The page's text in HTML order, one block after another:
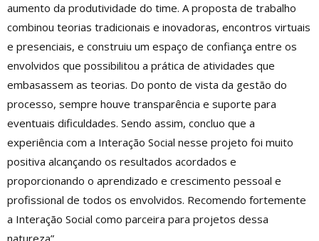
aumento da produtividade do time. A proposta de trabalho
combinou teorias tradicionais e inovadoras, encontros virtuais
e presenciais, e construiu um espaço de confiança entre os
envolvidos que possibilitou a prática de atividades que
embasassem as teorias. Do ponto de vista da gestão do
processo, sempre houve transparência e suporte para
eventuais dificuldades. Sendo assim, concluo que a
experiência com a Interação Social nesse projeto foi muito
positiva alcançando os resultados acordados e
proporcionando o aprendizado e crescimento pessoal e
profissional de todos os envolvidos. Recomendo fortemente
a Interação Social como parceira para projetos dessa